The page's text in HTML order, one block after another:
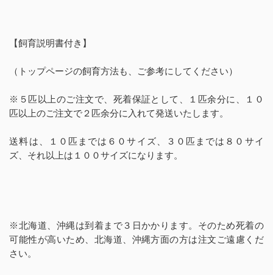
【飼育説明書付き】
（トップページの飼育方法も、ご参考にしてください）
※５匹以上のご注文で、死着保証として、１匹余分に、１０
匹以上のご注文で２匹余分に入れて発送いたします。
送料は、１０匹までは６０サイズ、３０匹までは８０サイ
ズ、それ以上は１００サイズになります。
※北海道、沖縄は到着まで３日かかります。そのため死着の
可能性が高いため、北海道、沖縄方面の方は注文ご遠慮くだ
さい。